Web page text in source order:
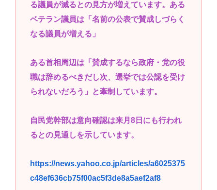
る議員が減るとの見方が増えています。ある
ベテラン議員は「名前の公表で賛成しづらく
なる議員が増える」
ある首相周辺は「賛成するなら政府・党の役
職は辞めるべきだし次、選挙では公認を受け
られないだろう」と牽制しています。
自民党幹部は意向確認は来月8日にも行われ
るとの見通しを示しています。
https://news.yahoo.co.jp/articles/a6025375
c48ef636cb75f00ac5f3de8a5aef2af8